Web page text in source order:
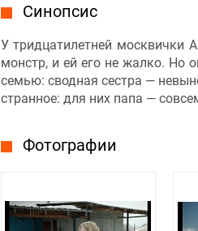
Синопсис
У тридцатилетней
монстр, и ей его не жалко. Но
семью: сводная сестра —
странное: для них папа —
Фотографии